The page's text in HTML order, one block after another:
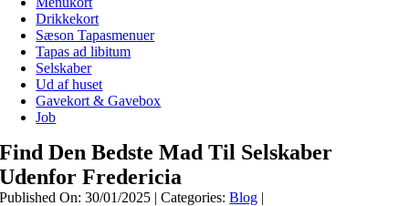
Drikkekort
Sæson Tapasmenuer
Tapas ad libitum
Selskaber
Ud af huset
Gavekort & Gavebox
Job
Find Den Bedste Mad Til Selskaber
Udenfor Fredericia
Published On: 30/01/2025 |Categories:Blog |